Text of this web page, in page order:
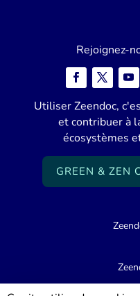
Rejoignez-
Utiliser Zeendoc,
et contribuer à
écosystèmes
GREEN & ZEN